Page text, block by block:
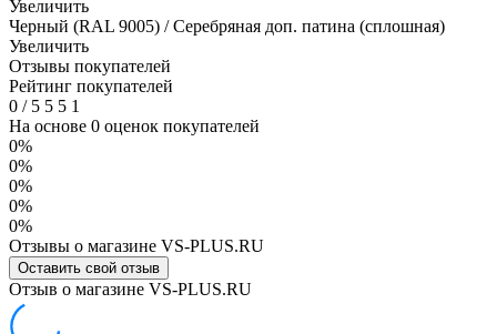
Увеличить
Черный (RAL 9005) / Серебряная доп. патина (сплошная)
Увеличить
Отзывы покупателей
Рейтинг покупателей
0 /5 5 5 1
На основе 0 оценок покупателей
0%
0%
0%
0%
0%
Отзывы о магазине VS-PLUS.RU
Оставить свой отзыв
Отзыв о магазине VS-PLUS.RU